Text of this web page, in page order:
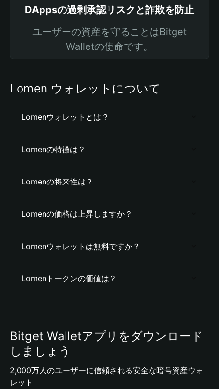
DAppsの過剰承認リスクと詐欺を防止
ユーザーの資産を守ることはBitget
Walletの使命です。
Lomen ウォレットについて
Lomenウォレットとは？
Lomenの特徴は？
Lomenの将来性は？
Lomenの価格は上昇しますか？
Lomenウォレットは無料ですか？
Lomenトークンの価値は？
Bitget Walletアプリをダウンロード
しましょう
2,000万人のユーザーに信頼される安全な暗号資産ウォ
レット